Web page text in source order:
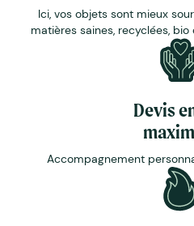
Ici, vos objets sont mieux
matières saines, recyclées,
Devis
Accompagnement